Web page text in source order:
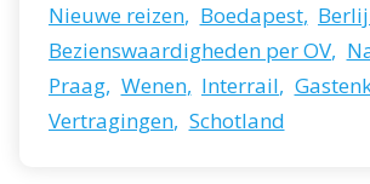
Nieuwe reizen, Boedapest,
Bezienswaardigheden per OV,
Praag, Wenen, Interrail,
Vertragingen, Schotland